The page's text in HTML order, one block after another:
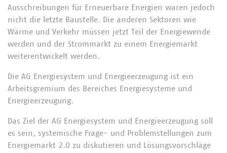
Ausschreibungen für Erneuerbare Energien waren jedoch
nicht die letzte Baustelle. Die anderen Sektoren wie
Wärme und Verkehr müssen jetzt Teil der Energiewende
werden und der Strommarkt zu einem Energiemarkt
weiterentwickelt werden.
Die AG Energiesystem und Energieerzeugung ist ein
Arbeitsgremium des Bereiches Energiesysteme und
Energieerzeugung.
Das Ziel der AG Energiesystem und Energieerzeugung soll
es sein, systemische Frage- und Problemstellungen zum
Energiemarkt 2.0 zu diskutieren und Lösungsvorschläge